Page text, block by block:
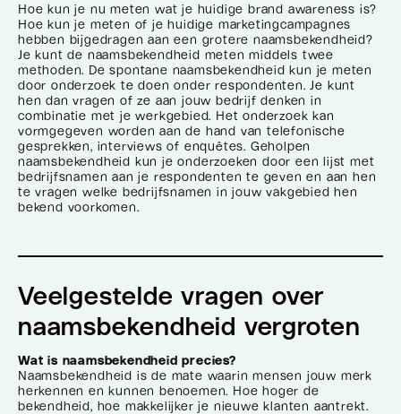
Hoe kun je nu meten wat je huidige brand awareness is?
Hoe kun je meten of je huidige marketingcampagnes
hebben bijgedragen aan een grotere naamsbekendheid?
Je kunt de naamsbekendheid meten middels twee
methoden. De spontane naamsbekendheid kun je meten
door onderzoek te doen onder respondenten. Je kunt
hen dan vragen of ze aan jouw bedrijf denken in
combinatie met je werkgebied. Het onderzoek kan
vormgegeven worden aan de hand van telefonische
gesprekken, interviews of enquêtes. Geholpen
naamsbekendheid kun je onderzoeken door een lijst met
bedrijfsnamen aan je respondenten te geven en aan hen
te vragen welke bedrijfsnamen in jouw vakgebied hen
bekend voorkomen.
Veelgestelde vragen over
naamsbekendheid vergroten
Wat is naamsbekendheid precies?
Naamsbekendheid is de mate waarin mensen jouw merk
herkennen en kunnen benoemen. Hoe hoger de
bekendheid, hoe makkelijker je nieuwe klanten aantrekt.